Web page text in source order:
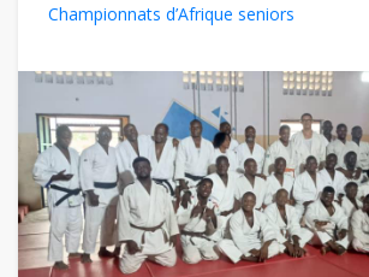
Championnats d’Afrique seniors